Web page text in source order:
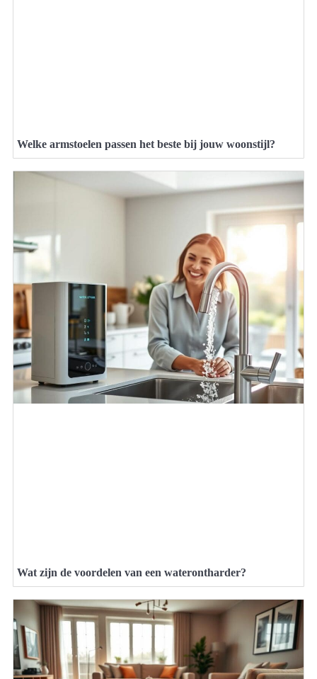
Welke armstoelen passen het beste bij jouw woonstijl?
Wat zijn de voordelen van een waterontharder?